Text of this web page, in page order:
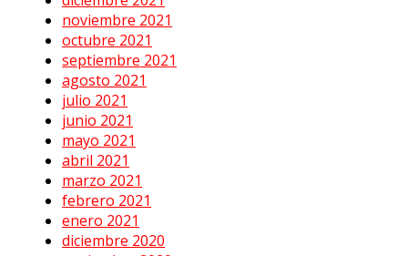
noviembre 2021
octubre 2021
septiembre 2021
agosto 2021
julio 2021
junio 2021
mayo 2021
abril 2021
marzo 2021
febrero 2021
enero 2021
diciembre 2020